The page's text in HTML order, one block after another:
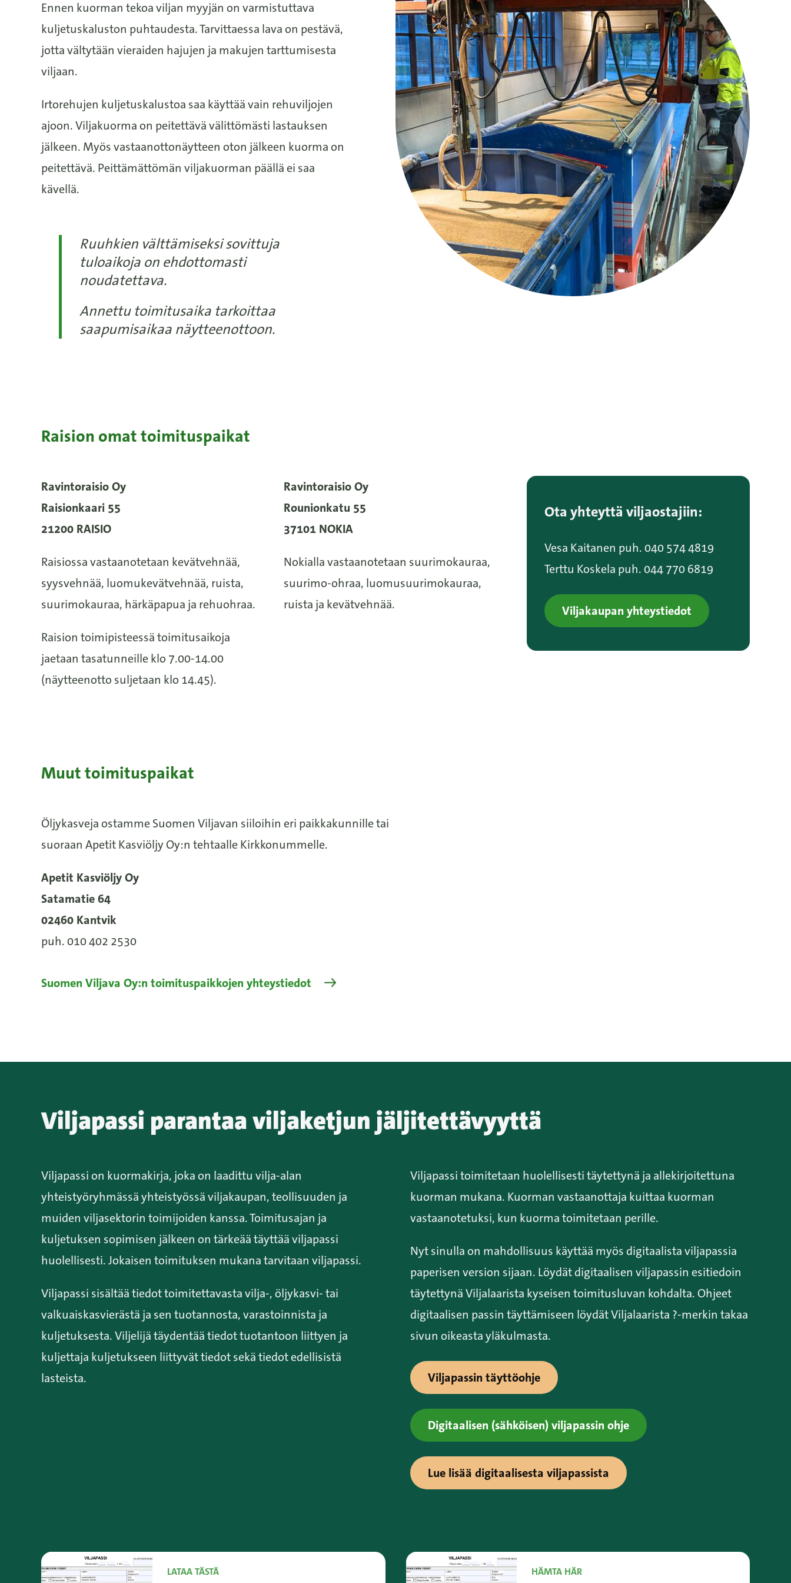
Ennen kuorman tekoa viljan myyjän on varmistuttava
kuljetuskaluston puhtaudesta. Tarvittaessa lava on pestävä,
jotta vältytään vieraiden hajujen ja makujen tarttumisesta
viljaan.
Irtorehujen kuljetuskalustoa saa käyttää vain rehuviljojen
ajoon. Viljakuorma on peitettävä välittömästi lastauksen
jälkeen. Myös vastaanottonäytteen oton jälkeen kuorma on
peitettävä. Peittämättömän viljakuorman päällä ei saa
kävellä.
Ruuhkien välttämiseksi sovittuja
tuloaikoja on ehdottomasti
noudatettava.
Annettu toimitusaika tarkoittaa
saapumisaikaa näytteenottoon.
Raision omat toimituspaikat
Ravintoraisio Oy
Raisionkaari 55
21200 RAISIO
Raisiossa vastaanotetaan kevätvehnää,
syysvehnää, luomukevätvehnää, ruista,
suurimokauraa, härkäpapua ja rehuohraa.
Raision toimipisteessä toimitusaikoja
jaetaan tasatunneille klo 7.00-14.00
(näytteenotto suljetaan klo 14.45).
Ravintoraisio Oy
Rounionkatu 55
37101 NOKIA
Nokialla vastaanotetaan suurimokauraa,
suurimo-ohraa, luomusuurimokauraa,
ruista ja kevätvehnää.
Ota yhteyttä viljaostajiin:
Vesa Kaitanen puh. 040 574 4819
Terttu Koskela puh. 044 770 6819
Viljakaupan yhteystiedot
Muut toimituspaikat
Öljykasveja ostamme Suomen Viljavan siiloihin eri paikkakunnille tai
suoraan Apetit Kasviöljy Oy:n tehtaalle Kirkkonummelle.
Apetit Kasviöljy Oy
Satamatie 64
02460 Kantvik
puh. 010 402 2530
Suomen Viljava Oy:n toimituspaikkojen yhteystiedot
Viljapassi parantaa viljaketjun jäljitettävyyttä
Viljapassi on kuormakirja, joka on laadittu vilja-alan
yhteistyöryhmässä yhteistyössä viljakaupan, teollisuuden ja
muiden viljasektorin toimijoiden kanssa. Toimitusajan ja
kuljetuksen sopimisen jälkeen on tärkeää täyttää viljapassi
huolellisesti. Jokaisen toimituksen mukana tarvitaan viljapassi.
Viljapassi sisältää tiedot toimitettavasta vilja-, öljykasvi- tai
valkuaiskasvierästä ja sen tuotannosta, varastoinnista ja
kuljetuksesta. Viljelijä täydentää tiedot tuotantoon liittyen ja
kuljettaja kuljetukseen liittyvät tiedot sekä tiedot edellisistä
lasteista.
Viljapassi toimitetaan huolellisesti täytettynä ja allekirjoitettuna
kuorman mukana. Kuorman vastaanottaja kuittaa kuorman
vastaanotetuksi, kun kuorma toimitetaan perille.
Nyt sinulla on mahdollisuus käyttää myös digitaalista viljapassia
paperisen version sijaan. Löydät digitaalisen viljapassin esitiedoin
täytettynä Viljalaarista kyseisen toimitusluvan kohdalta. Ohjeet
digitaalisen passin täyttämiseen löydät Viljalaarista ?-merkin takaa
sivun oikeasta yläkulmasta.
Viljapassin täyttöohje
Digitaalisen (sähköisen) viljapassin ohje
Lue lisää digitaalisesta viljapassista
LATAA TÄSTÄ HÄMTA HÄR